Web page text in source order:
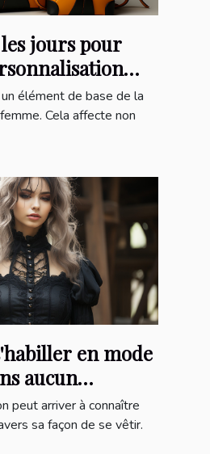
les jours pour
à main unique
élément de base de la
Cela affecte non
en mode
aucun
peut arriver à connaître
sa façon de se vêtir.